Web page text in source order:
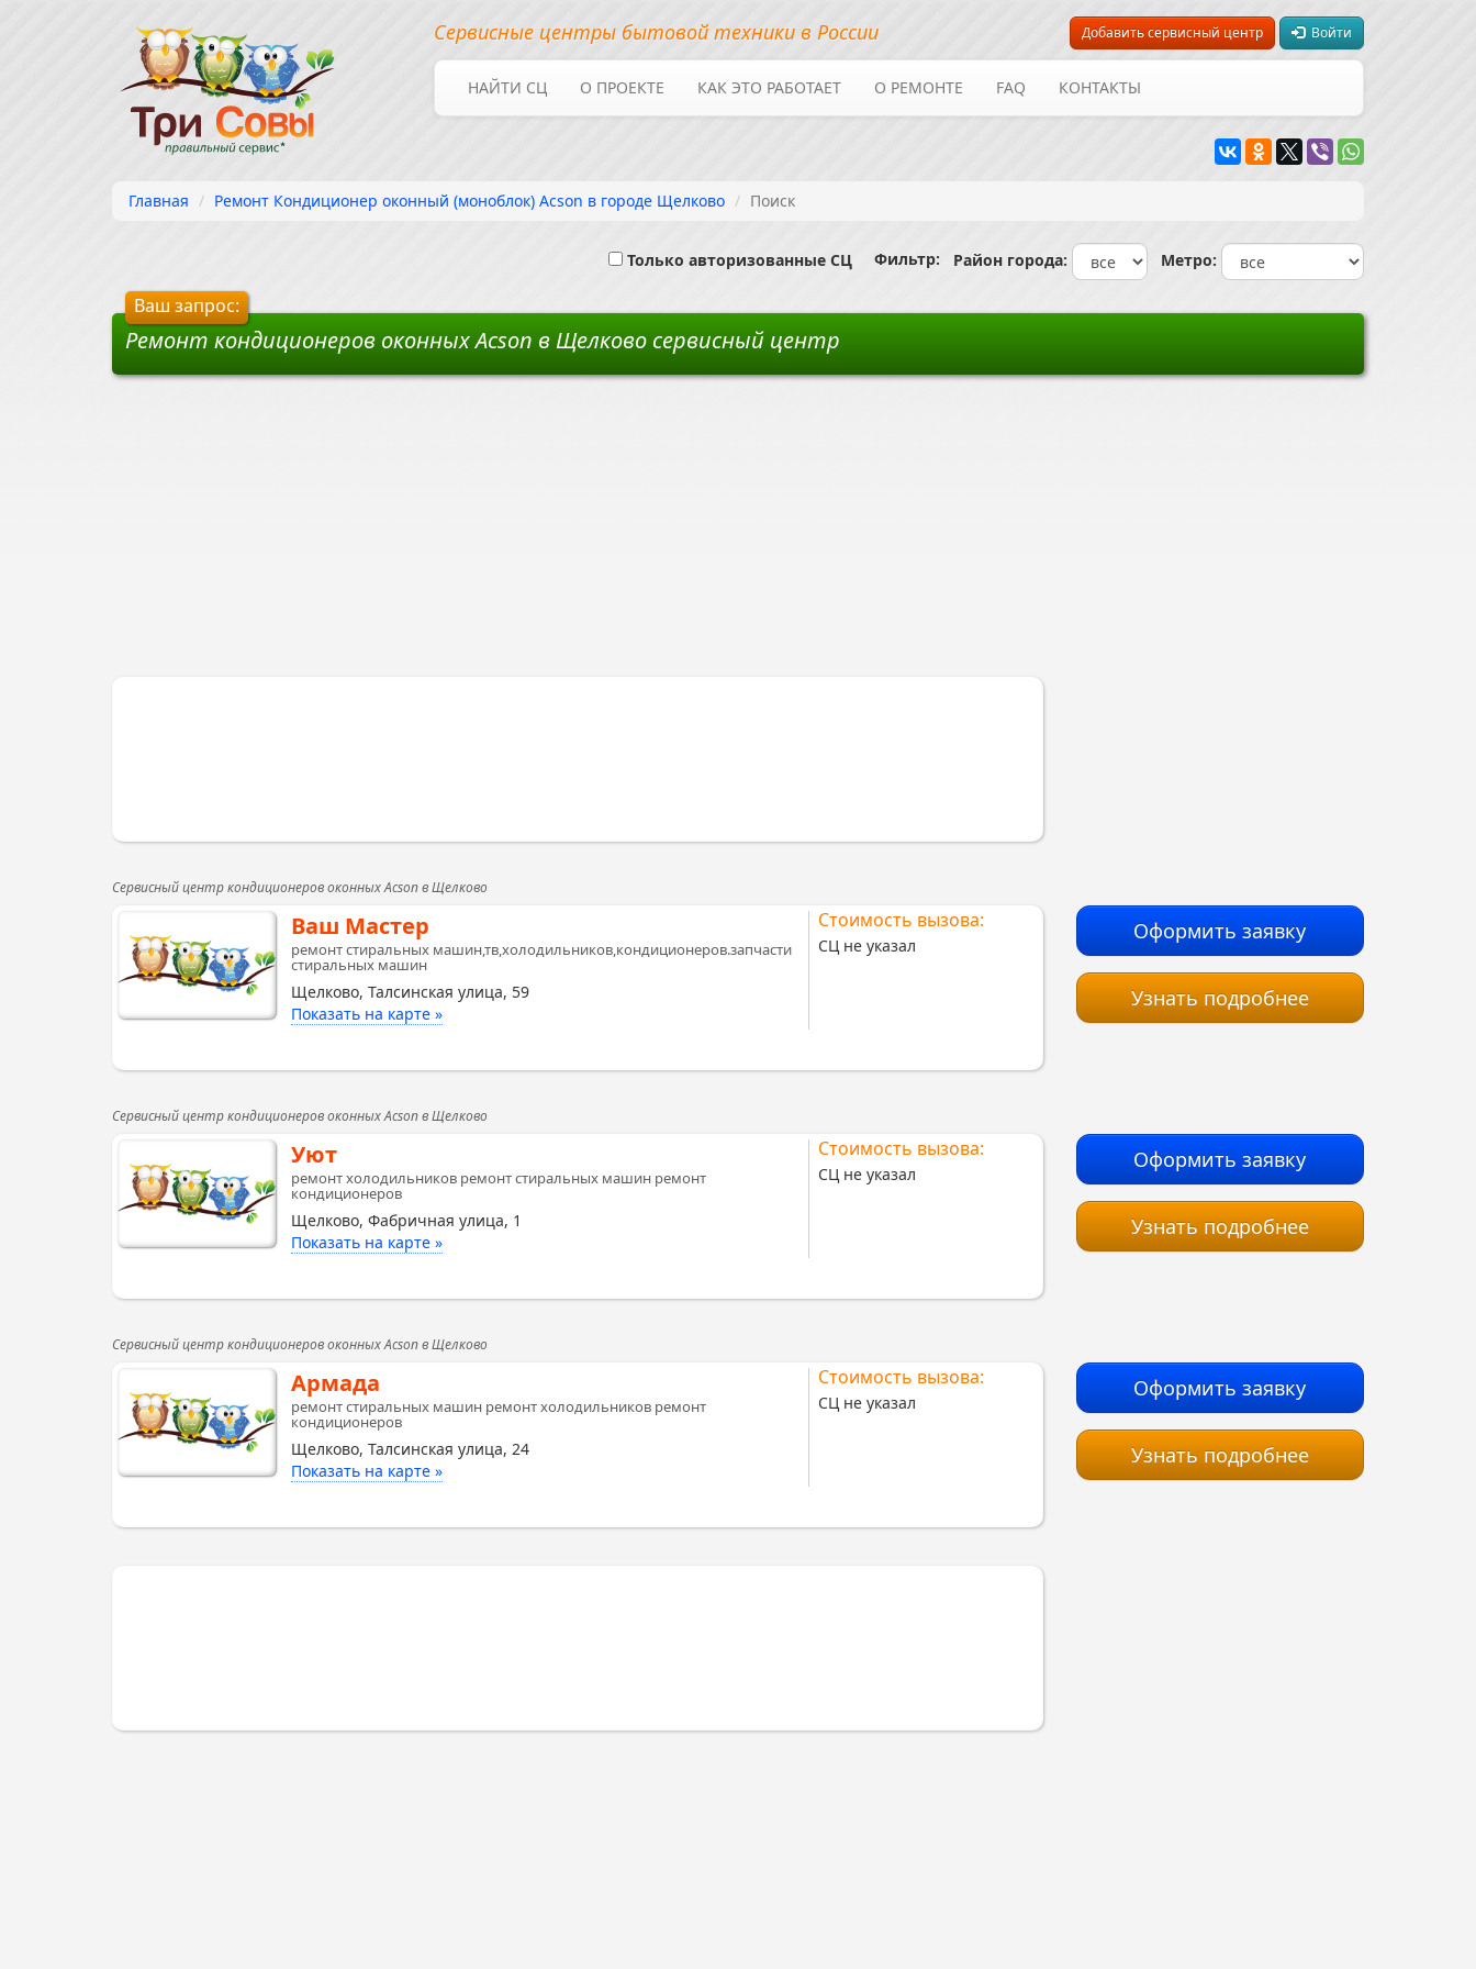
Добавить сервисный центр Войти
Сервисные центры бытовой техники в России
НАЙТИ СЦ О ПРОЕКТЕ КАК ЭТО РАБОТАЕТ О РЕМОНТЕ FAQ КОНТАКТЫ
Главная Ремонт Кондиционер оконный (моноблок) Acson в городе Щелково Поиск
Только авторизованные СЦ Фильтр: Район города: Метро:
Ваш запрос:
Ремонт кондиционеров оконных Acson в Щелково сервисный центр
Сервисный центр кондиционеров оконных Acson в Щелково
Ваш Мастер
ремонт стиральных машин,тв,холодильников,кондиционеров.запчасти
стиральных машин
Щелково, Талсинская улица, 59
Показать на карте »
Стоимость вызова:
СЦ не указал
Оформить заявку
Узнать подробнее
Сервисный центр кондиционеров оконных Acson в Щелково
Уют
ремонт холодильников ремонт стиральных машин ремонт
кондиционеров
Щелково, Фабричная улица, 1
Показать на карте »
Стоимость вызова:
СЦ не указал
Оформить заявку
Узнать подробнее
Сервисный центр кондиционеров оконных Acson в Щелково
Армада
ремонт стиральных машин ремонт холодильников ремонт
кондиционеров
Щелково, Талсинская улица, 24
Показать на карте »
Стоимость вызова:
СЦ не указал
Оформить заявку
Узнать подробнее